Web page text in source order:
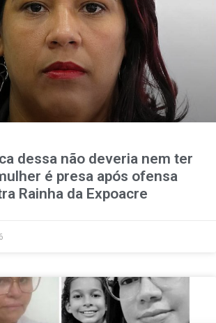
dessa não deveria nem ter
é presa após ofensa
Rainha da Expoacre